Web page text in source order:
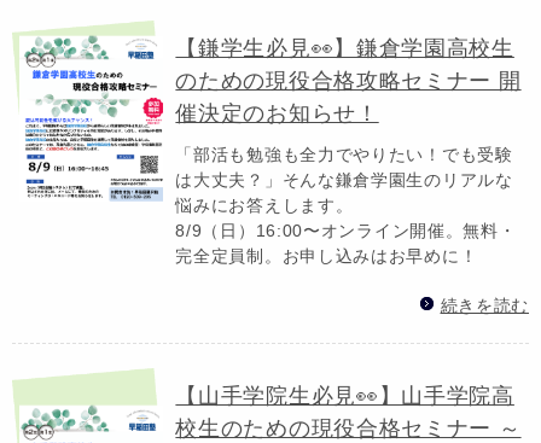
【鎌学生必見👀】鎌倉学園高校生
のための現役合格攻略セミナー 開
催決定のお知らせ！
「部活も勉強も全力でやりたい！でも受験
は大丈夫？」そんな鎌倉学園生のリアルな
悩みにお答えします。
8/9（日）16:00〜オンライン開催。無料・
完全定員制。お申し込みはお早めに！
続きを読む
【山手学院生必見👀】山手学院高
校生のための現役合格セミナー ～